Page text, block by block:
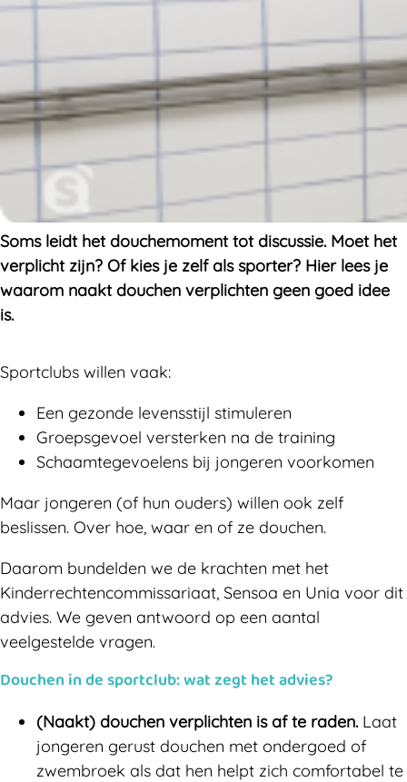
Soms leidt het douchemoment tot discussie. Moet het
verplicht zijn? Of kies je zelf als sporter? Hier lees je
waarom naakt douchen verplichten geen goed idee
is.
Sportclubs willen vaak:
Een gezonde levensstijl stimuleren
Groepsgevoel versterken na de training
Schaamtegevoelens bij jongeren voorkomen
Maar jongeren (of hun ouders) willen ook zelf
beslissen. Over hoe, waar en of ze douchen.
Daarom bundelden we de krachten met het
Kinderrechtencommissariaat, Sensoa en Unia voor dit
advies. We geven antwoord op een aantal
veelgestelde vragen.
Douchen in de sportclub: wat zegt het advies?
(Naakt) douchen verplichten is af te raden. Laat
jongeren gerust douchen met ondergoed of
zwembroek als dat hen helpt zich comfortabel te